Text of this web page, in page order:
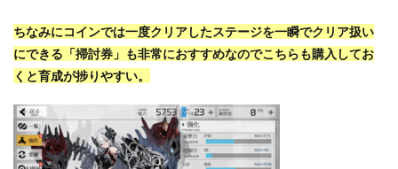
ちなみにコインでは一度クリアしたステージを一瞬でクリア扱い
にできる「掃討券」も非常におすすめなのでこちらも購入してお
くと育成が捗りやすい。